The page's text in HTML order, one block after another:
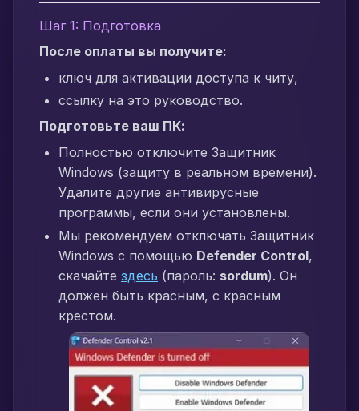
Шаг 1: Подготовка
После оплаты вы получите:
ключ для активации доступа к читу,
ссылку на это руководство.
Подготовьте ваш ПК:
Полностью отключите Защитник
Windows (защиту в реальном времени).
Удалите другие антивирусные
программы, если они установлены.
Мы рекомендуем отключать Защитник
Windows с помощью Defender Control,
скачайте здесь (пароль: sordum). Он
должен быть красным, с красным
крестом.